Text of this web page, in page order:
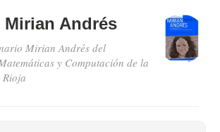
Andrés
Mirian Andrés del
y Computación de la